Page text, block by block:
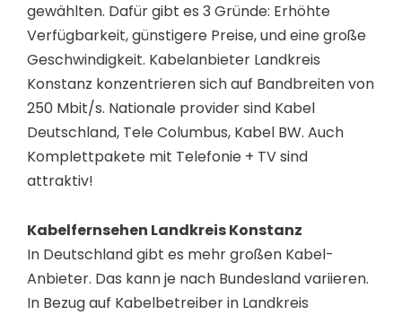
gewählten. Dafür gibt es 3 Gründe: Erhöhte
Verfügbarkeit, günstigere Preise, und eine große
Geschwindigkeit. Kabelanbieter Landkreis
Konstanz konzentrieren sich auf Bandbreiten von
250 Mbit/s. Nationale provider sind Kabel
Deutschland, Tele Columbus, Kabel BW. Auch
Komplettpakete mit Telefonie + TV sind
attraktiv!
Kabelfernsehen Landkreis Konstanz
In Deutschland gibt es mehr großen Kabel-
Anbieter. Das kann je nach Bundesland variieren.
In Bezug auf Kabelbetreiber in Landkreis